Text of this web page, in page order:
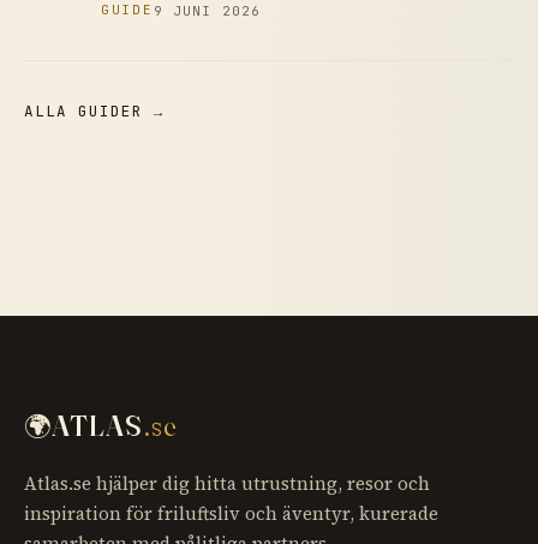
GUIDE 9 JUNI 2026
ALLA GUIDER →
🌍ATLAS.se
Atlas.se hjälper dig hitta utrustning, resor och
inspiration för friluftsliv och äventyr, kurerade